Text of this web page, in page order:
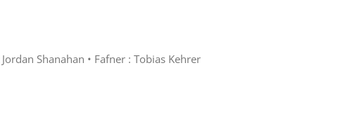
Shanahan • Fafner : Tobias Kehrer